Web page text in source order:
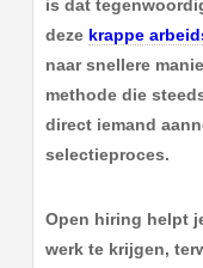
is dat
deze krappe
naar snellere
methode die
direct iemand
selectieproces.
Open hiring helpt
werk te krijgen,